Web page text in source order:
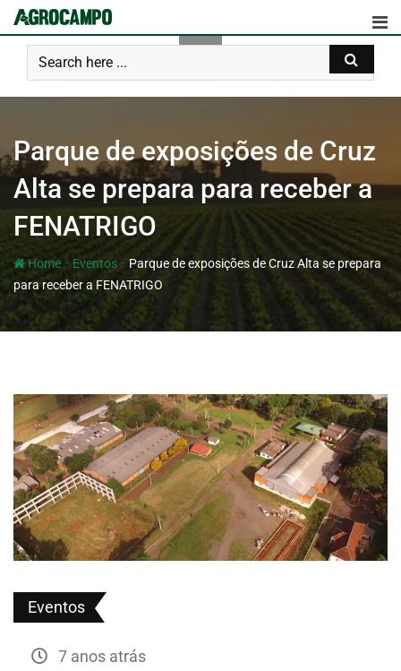
Parque de exposições de Cruz
Alta se prepara para receber a
FENATRIGO
Home- Eventos - Parque de exposições de Cruz Alta se prepara
para receber a FENATRIGO
Eventos
7 anos atrás